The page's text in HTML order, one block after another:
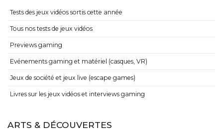
Tests des jeux vidéos sortis cette année
Tous nos tests de jeux vidéos
Previews gaming
Evénements gaming et matériel (casques, VR)
Jeux de société et jeux live (escape games)
Livres sur les jeux vidéos et interviews gaming
ARTS & DÉCOUVERTES